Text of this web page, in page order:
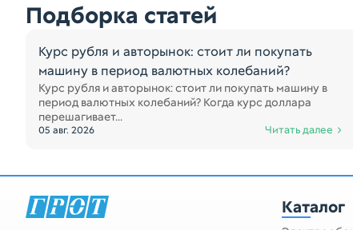
Подборка статей
Курс рубля и авторынок: стоит ли покупать
машину в период валютных колебаний?
Курс рубля и авторынок: стоит ли покупать машину в
период валютных колебаний? Когда курс доллара
перешагивает...
05 авг. 2026 Читать далее
Каталог